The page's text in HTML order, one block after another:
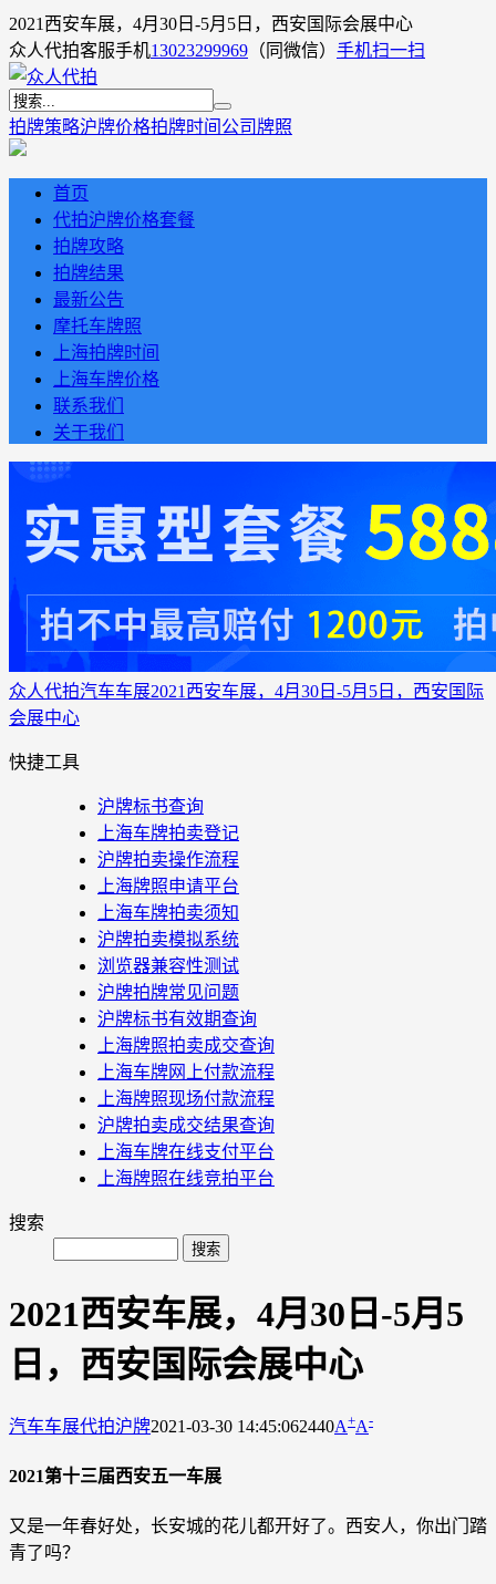
2021西安车展，4月30日-5月5日，西安国际会展中心
众人代拍客服手机13023299969 （同微信） 手机扫一扫
拍牌策略沪牌价格拍牌时间 公司牌照
首页
代拍沪牌价格套餐
拍牌攻略
拍牌结果
最新公告
摩托车牌照
上海拍牌时间
上海车牌价格
联系我们
关于我们
众人代拍汽车车展2021西安车展，4月30日-5月5日，西安国际
会展中心
快捷工具
沪牌标书查询
上海车牌拍卖登记
沪牌拍卖操作流程
上海牌照申请平台
上海车牌拍卖须知
沪牌拍卖模拟系统
浏览器兼容性测试
沪牌拍牌常见问题
沪牌标书有效期查询
上海牌照拍卖成交查询
上海车牌网上付款流程
上海牌照现场付款流程
沪牌拍卖成交结果查询
上海车牌在线支付平台
上海牌照在线竞拍平台
搜索
2021西安车展，4月30日-5月5
日，西安国际会展中心
汽车车展代拍沪牌2021-03-30 14:45:062440A+A-
2021第十三届西安五一车展
又是一年春好处，长安城的花儿都开好了。西安人，你出门踏
青了吗？